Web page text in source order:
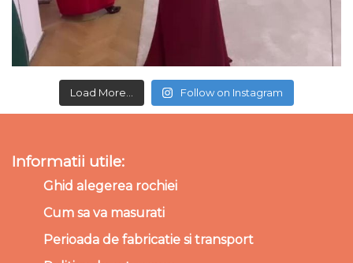
Load More... Follow on Instagram
Informatii utile:
Ghid alegerea rochiei
Cum sa va masurati
Perioada de fabricatie si transport